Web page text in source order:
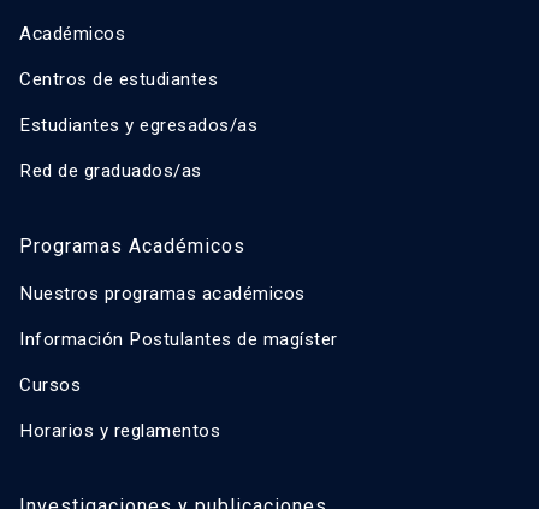
Académicos
Centros de estudiantes
Estudiantes y egresados/as
Red de graduados/as
Programas Académicos
Nuestros programas académicos
Información Postulantes de magíster
Cursos
Horarios y reglamentos